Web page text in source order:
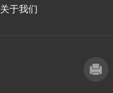
关于我们